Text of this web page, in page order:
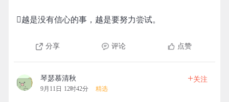
越是没有信心的事，越是要努力尝试。
分享 评论 点赞
琴瑟慕清秋
9月11日 12时42分 精选
+关注